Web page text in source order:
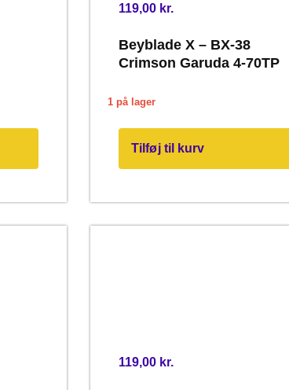
119,00 kr.
Beyblade X – BX-38
Crimson Garuda 4-70TP
1 på lager
Tilføj til kurv
119,00 kr.